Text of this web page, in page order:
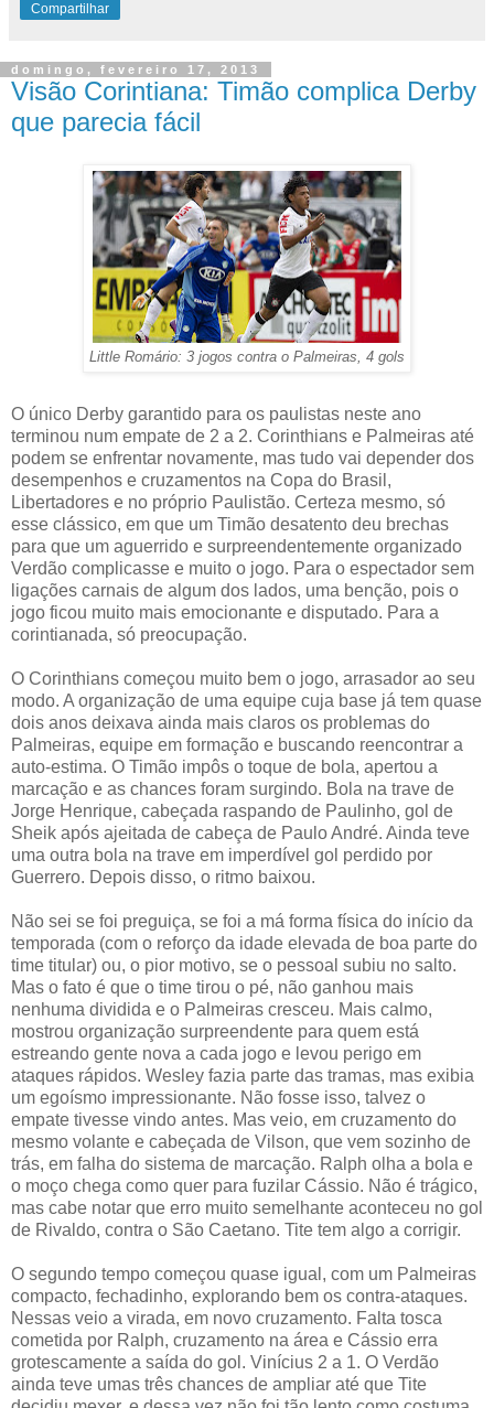
Compartilhar
domingo, fevereiro 17, 2013
Visão Corintiana: Timão complica Derby
que parecia fácil
Little Romário: 3 jogos contra o Palmeiras, 4 gols
O único Derby garantido para os paulistas neste ano
terminou num empate de 2 a 2. Corinthians e Palmeiras até
podem se enfrentar novamente, mas tudo vai depender dos
desempenhos e cruzamentos na Copa do Brasil,
Libertadores e no próprio Paulistão. Certeza mesmo, só
esse clássico, em que um Timão desatento deu brechas
para que um aguerrido e surpreendentemente organizado
Verdão complicasse e muito o jogo. Para o espectador sem
ligações carnais de algum dos lados, uma benção, pois o
jogo ficou muito mais emocionante e disputado. Para a
corintianada, só preocupação.
O Corinthians começou muito bem o jogo, arrasador ao seu
modo. A organização de uma equipe cuja base já tem quase
dois anos deixava ainda mais claros os problemas do
Palmeiras, equipe em formação e buscando reencontrar a
auto-estima. O Timão impôs o toque de bola, apertou a
marcação e as chances foram surgindo. Bola na trave de
Jorge Henrique, cabeçada raspando de Paulinho, gol de
Sheik após ajeitada de cabeça de Paulo André. Ainda teve
uma outra bola na trave em imperdível gol perdido por
Guerrero. Depois disso, o ritmo baixou.
Não sei se foi preguiça, se foi a má forma física do início da
temporada (com o reforço da idade elevada de boa parte do
time titular) ou, o pior motivo, se o pessoal subiu no salto.
Mas o fato é que o time tirou o pé, não ganhou mais
nenhuma dividida e o Palmeiras cresceu. Mais calmo,
mostrou organização surpreendente para quem está
estreando gente nova a cada jogo e levou perigo em
ataques rápidos. Wesley fazia parte das tramas, mas exibia
um egoísmo impressionante. Não fosse isso, talvez o
empate tivesse vindo antes. Mas veio, em cruzamento do
mesmo volante e cabeçada de Vilson, que vem sozinho de
trás, em falha do sistema de marcação. Ralph olha a bola e
o moço chega como quer para fuzilar Cássio. Não é trágico,
mas cabe notar que erro muito semelhante aconteceu no gol
de Rivaldo, contra o São Caetano. Tite tem algo a corrigir.
O segundo tempo começou quase igual, com um Palmeiras
compacto, fechadinho, explorando bem os contra-ataques.
Nessas veio a virada, em novo cruzamento. Falta tosca
cometida por Ralph, cruzamento na área e Cássio erra
grotescamente a saída do gol. Vinícius 2 a 1. O Verdão
ainda teve umas três chances de ampliar até que Tite